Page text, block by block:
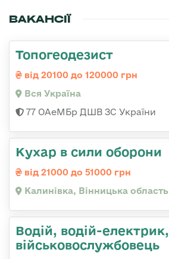
ВАКАНСІЇ
Топогеодезист
від 20100 до 120000 грн
Вся Україна
77 ОАеМБр ДШВ ЗС України
Кухар в сили оборони
від 21000 до 51000 грн
Калинівка, Вінницька область
Водій, водій-електрик,
військовослужбовець